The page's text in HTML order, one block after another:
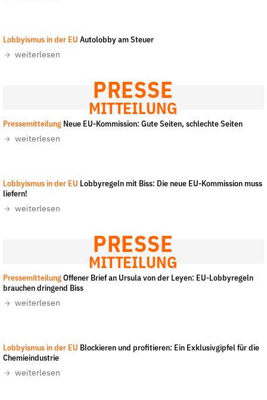
Suche
auf
Mastodon
BlueskyInstagram
Youtube
Lobbyismus in der EU Autolobby am Steuer
weiterlesen
PRESSE
MITTEILUNG
Pressemitteilung Neue EU-Kommission: Gute Seiten, schlechte Seiten
weiterlesen
Lobbyismus in der EU Lobbyregeln mit Biss: Die neue EU-Kommission muss
liefern!
weiterlesen
PRESSE
MITTEILUNG
Pressemitteilung Offener Brief an Ursula von der Leyen: EU-Lobbyregeln
brauchen dringend Biss
weiterlesen
Lobbyismus in der EU Blockieren und profitieren: Ein Exklusivgipfel für die
Chemieindustrie
weiterlesen